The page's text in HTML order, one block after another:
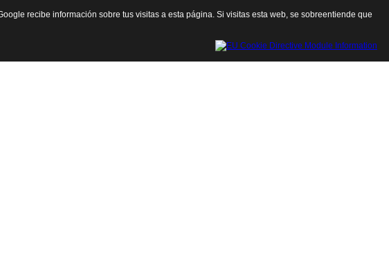
Cerrar esta ventana
recibe información sobre tus visitas a esta página. Si visitas esta web, se sobreentiende que